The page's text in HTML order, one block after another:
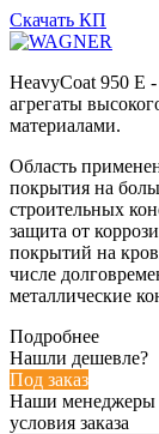
Скачать КП
HeavyCoat 950 E
агрегаты
материалами.
Область
покрытия на
строительных
защита от
покрытий на
числе
металлические
Подробнее
Нашли дешевле?
Под заказ
Наши менеджеры
условия заказа